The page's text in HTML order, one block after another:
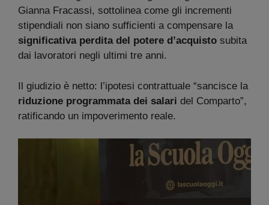
Gianna Fracassi, sottolinea come gli incrementi
stipendiali non siano sufficienti a compensare la
significativa perdita del potere d’acquisto subita
dai lavoratori negli ultimi tre anni.
Il giudizio è netto: l’ipotesi contrattuale “sancisce la
riduzione programmata dei salari del Comparto”,
ratificando un impoverimento reale.